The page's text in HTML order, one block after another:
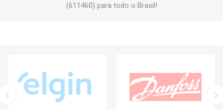
(611460) para todo o Brasil!